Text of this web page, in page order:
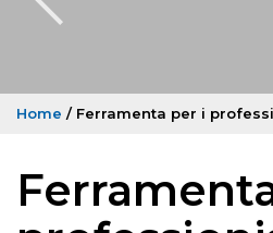
Home / Ferramenta per i